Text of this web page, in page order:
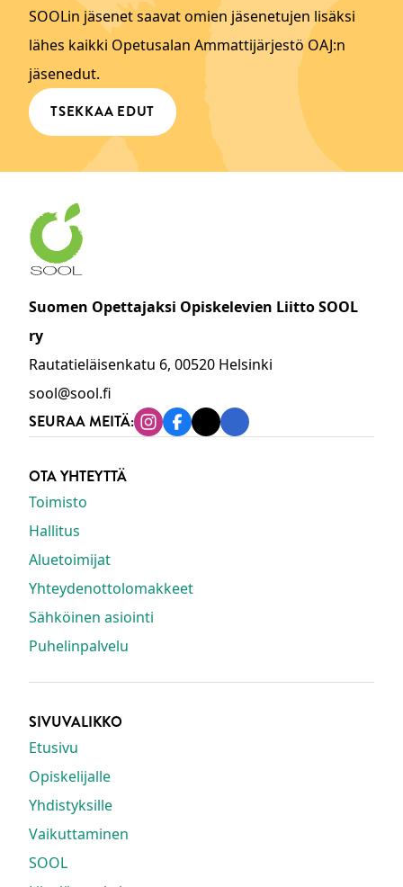
SOOLin jäsenet saavat omien jäsenetujen lisäksi
lähes kaikki Opetusalan Ammattijärjestö OAJ:n
jäsenedut.
TSEKKAA EDUT
Suomen Opettajaksi Opiskelevien Liitto SOOL
ry
Rautatieläisenkatu 6, 00520 Helsinki
sool@sool.fi
SEURAA MEITÄ: Instagram
Facebook
TiktokLinkedin
OTA YHTEYTTÄ
Toimisto
Hallitus
Aluetoimijat
Yhteydenottolomakkeet
Sähköinen asiointi
Puhelinpalvelu
SIVUVALIKKO
Etusivu
Opiskelijalle
Yhdistyksille
Vaikuttaminen
SOOL